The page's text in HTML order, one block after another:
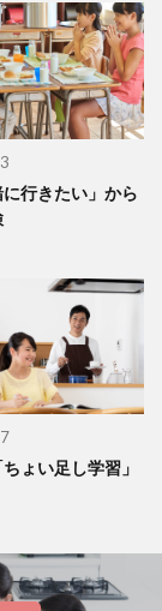
に行きたい」から
ょい足し学習」